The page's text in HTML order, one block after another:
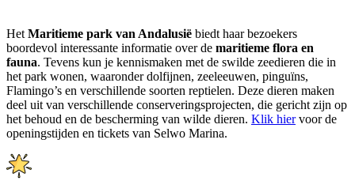
Het Maritieme park van Andalusië biedt haar bezoekers
boordevol interessante informatie over de maritieme flora en
fauna. Tevens kun je kennismaken met de swilde zeedieren die in
het park wonen, waaronder dolfijnen, zeeleeuwen, pinguïns,
Flamingo’s en verschillende soorten reptielen. Deze dieren maken
deel uit van verschillende conserveringsprojecten, die gericht zijn op
het behoud en de bescherming van wilde dieren. Klik hiervoor de
openingstijden en tickets van Selwo Marina.